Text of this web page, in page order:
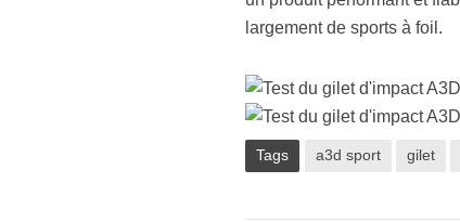
largement de sports à foil.
Tags a3d sport gilet